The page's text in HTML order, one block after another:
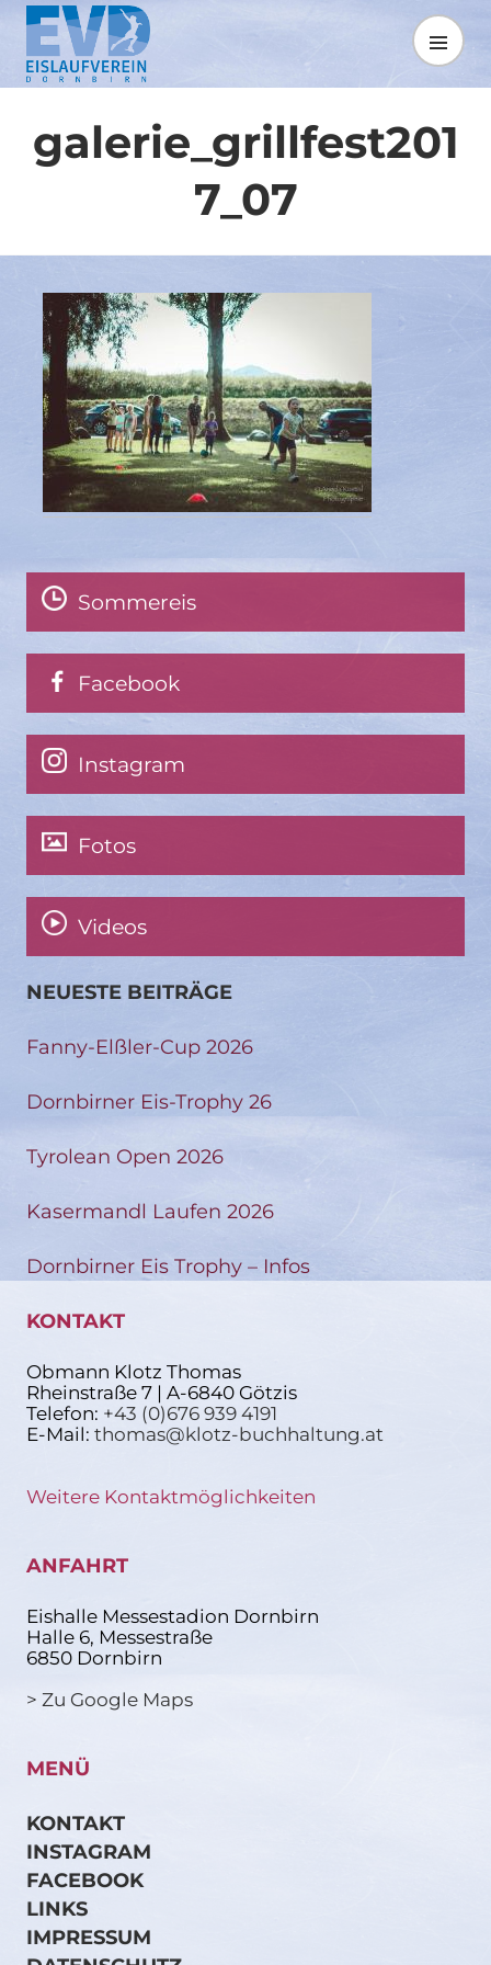
Springe
zum
Inhalt
MENÜ
galerie_grillfest201
7_07
Sommereis
Facebook
Instagram
Fotos
Videos
NEUESTE BEITRÄGE
Fanny-Elßler-Cup 2026
Dornbirner Eis-Trophy 26
Tyrolean Open 2026
Kasermandl Laufen 2026
Dornbirner Eis Trophy – Infos
KONTAKT
Obmann Klotz Thomas
Rheinstraße 7 | A-6840 Götzis
Telefon: +43 (0)676 939 4191
E-Mail: thomas@klotz-buchhaltung.at
Weitere Kontaktmöglichkeiten
ANFAHRT
Eishalle Messestadion Dornbirn
Halle 6, Messestraße
6850 Dornbirn
> Zu Google Maps
MENÜ
KONTAKT
INSTAGRAM
FACEBOOK
LINKS
IMPRESSUM